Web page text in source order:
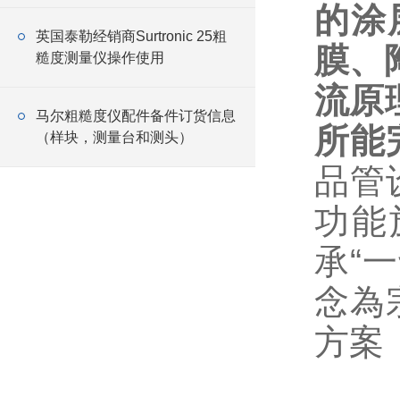
英国泰勒经销商Surtronic 25粗
糙度测量仪操作使用
马尔粗糙度仪配件备件订货信息
（样块，测量台和测头）
的涂
膜、
流原
所能
品管
功能
承“
念為
方案